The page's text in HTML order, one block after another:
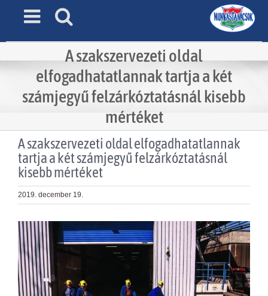
A szakszervezeti oldal
elfogadhatatlannak tartja a két
számjegyű felzárkóztatásnál kisebb
mértéket
A szakszervezeti oldal elfogadhatatlannak
tartja a két számjegyű felzárkóztatásnál
kisebb mértéket
2019. december 19.
View
Larger
Image